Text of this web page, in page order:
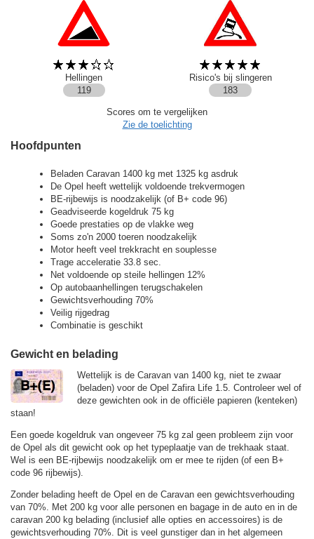
Hellingen
Risico's bij slingeren
119
183
Scores om te vergelijken
Zie de toelichting
Hoofdpunten
Beladen Caravan 1400 kg met 1325 kg asdruk
De Opel heeft wettelijk voldoende trekvermogen
BE-rijbewijs is noodzakelijk (of B+ code 96)
Geadviseerde kogeldruk 75 kg
Goede prestaties op de vlakke weg
Soms zo'n 2000 toeren noodzakelijk
Motor heeft veel trekkracht en souplesse
Trage acceleratie 33.8 sec.
Net voldoende op steile hellingen 12%
Op autobaanhellingen terugschakelen
Gewichtsverhouding 70%
Veilig rijgedrag
Combinatie is geschikt
Gewicht en belading
Wettelijk is de Caravan van 1400 kg, niet te zwaar
(beladen) voor de Opel Zafira Life 1.5. Controleer wel of
deze gewichten ook in de officiële papieren (kenteken)
staan!
Een goede kogeldruk van ongeveer 75 kg zal geen probleem zijn voor
de Opel als dit gewicht ook op het typeplaatje van de trekhaak staat.
Wel is een BE-rijbewijs noodzakelijk om er mee te rijden (of een B+
code 96 rijbewijs).
Zonder belading heeft de Opel en de Caravan een gewichtsverhouding
van 70%. Met 200 kg voor alle personen en bagage in de auto en in de
caravan 200 kg belading (inclusief alle opties en accessoires) is de
gewichtsverhouding 70%. Dit is veel gunstiger dan in het algemeen